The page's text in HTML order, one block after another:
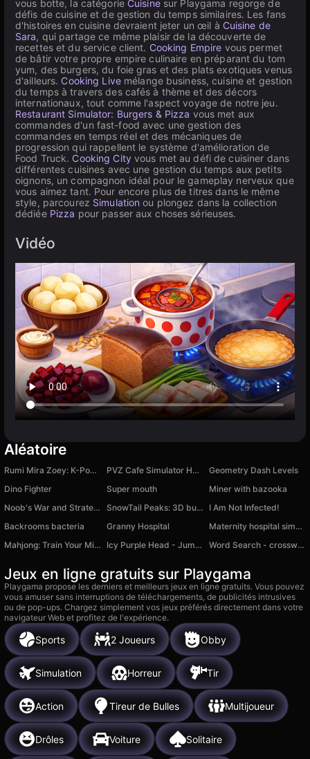
vous botte, la catégorie Cuisinesur Playgama regorge de
défis de cuisine et de gestion du temps similaires. Les fans
d'histoires en cuisine devraient jeter un œil à Cuisine de
Sara, qui partage ce même plaisir de la découverte de
recettes et du service client. Cooking Empire vous permet
de bâtir votre propre empire culinaire en préparant du tom
yum, des burgers, du foie gras et des plats exotiques venus
d'ailleurs. Cooking Livemélange business, cuisine et gestion
du temps à travers des cafés à thème et des décors
internationaux, tout comme l'aspect voyage de notre jeu.
Restaurant Simulator: Burgers & Pizza vous met aux
commandes d'un fast-food avec une gestion des
commandes en temps réel et des mécaniques de
progression qui rappellent le système d'amélioration de
Food Truck. Cooking Cityvous met au défi de cuisiner dans
différentes cuisines avec une gestion du temps aux petits
oignons, un compagnon idéal pour le gameplay nerveux que
vous aimez tant. Pour encore plus de titres dans le même
style, parcourez Simulation ou plongez dans la collection
dédiée Pizza pour passer aux choses sérieuses.
Vidéo
Aléatoire
Rumi Mira Zoey: K-Pop Hunters PVZ Cafe Simulator Hybrid Taco Mod Restaurant
Geometry Dash Levels
Dino Fighter
Super mouth
Miner with bazooka
Noob's War and Strategy against Zombies
SnowTail Peaks: 3D bubble pop adventure
I Am Not Infected!
Backrooms bacteria
Granny Hospital
Maternity hospital simulator
Mahjong: Train Your Mind
Icy Purple Head - Jump and slide dash game Word Search - crossword puzzles
Jeux en ligne gratuits sur Playgama
Playgama propose les derniers et meilleurs jeux en ligne gratuits. Vous pouvez
vous amuser sans interruptions de téléchargements, de publicités intrusives
ou de pop-ups. Chargez simplement vos jeux préférés directement dans votre
navigateur Web et profitez de l'expérience.
Sports 2 Joueurs Obby
Simulation Horreur Tir
Action Tireur de Bulles Multijoueur
Drôles Voiture Solitaire